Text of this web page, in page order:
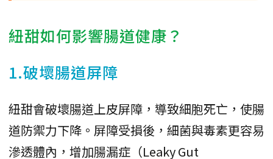
紐甜如何影響腸道健康？
1.破壞腸道屏障
紐甜會破壞腸道上皮屏障，導致細胞死亡，使腸
道防禦力下降。屏障受損後，細菌與毒素更容易
滲透體內，增加腸漏症（Leaky Gut